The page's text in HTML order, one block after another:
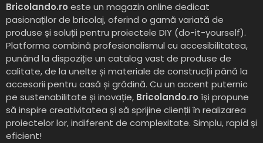
Bricolando.ro este un magazin online dedicat
pasionaților de bricolaj, oferind o gamă variată de
produse și soluții pentru proiectele DIY (do-it-yourself).
Platforma combină profesionalismul cu accesibilitatea,
punând la dispoziție un catalog vast de produse de
calitate, de la unelte și materiale de construcții până la
accesorii pentru casă și grădină. Cu un accent puternic
pe sustenabilitate și inovație, Bricolando.ro își propune
să inspire creativitatea și să sprijine clienții în realizarea
proiectelor lor, indiferent de complexitate. Simplu, rapid și
eficient!